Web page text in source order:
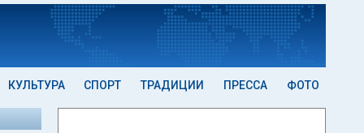
КУЛЬТУРА СПОРТ ТРАДИЦИИ ПРЕССА ФОТО